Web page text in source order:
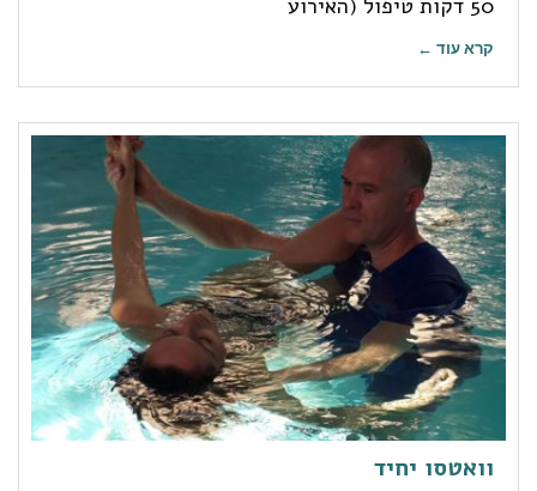
קרא עוד ←
וואטסו יחיד